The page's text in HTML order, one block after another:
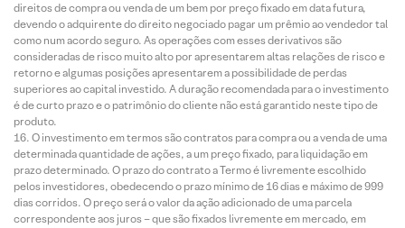
direitos de compra ou venda de um bem por preço fixado em data futura,
devendo o adquirente do direito negociado pagar um prêmio ao vendedor tal
como num acordo seguro. As operações com esses derivativos são
consideradas de risco muito alto por apresentarem altas relações de risco e
retorno e algumas posições apresentarem a possibilidade de perdas
superiores ao capital investido. A duração recomendada para o investimento
é de curto prazo e o patrimônio do cliente não está garantido neste tipo de
produto.
O investimento em termos são contratos para compra ou a venda de uma
determinada quantidade de ações, a um preço fixado, para liquidação em
prazo determinado. O prazo do contrato a Termo é livremente escolhido
pelos investidores, obedecendo o prazo mínimo de 16 dias e máximo de 999
dias corridos. O preço será o valor da ação adicionado de uma parcela
correspondente aos juros – que são fixados livremente em mercado, em